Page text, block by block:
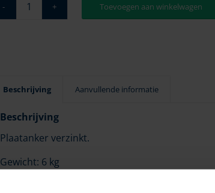
Toevoegen aan winkelwagen
Beschrijving Aanvullende informatie
Beschrijving
Plaatanker verzinkt.
Gewicht: 6 kg